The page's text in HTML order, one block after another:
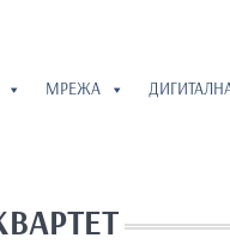
МРЕЖА